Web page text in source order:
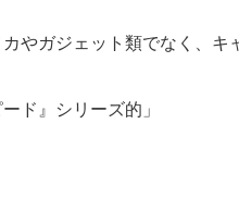
やガジェット類でなく、キ
ド』シリーズ的」